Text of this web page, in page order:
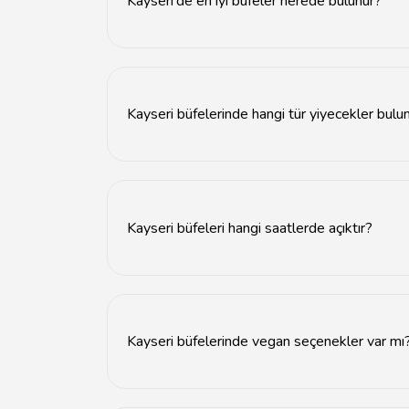
Kayseri büfelerinde hangi tür yiyecekler
Kayseri büfeleri hangi saatlerde açıktır?
Kayseri büfelerinde vegan seçenekler var